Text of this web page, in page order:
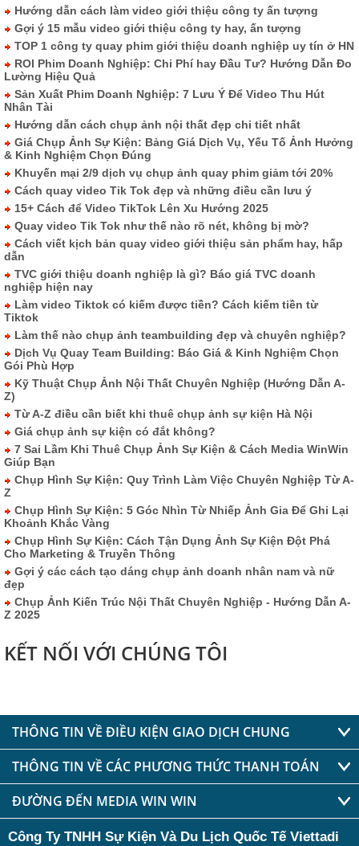
Hướng dẫn cách làm video giới thiệu công ty ấn tượng
Gợi ý 15 mẫu video giới thiệu công ty hay, ấn tượng
TOP 1 công ty quay phim giới thiệu doanh nghiệp uy tín ở HN
ROI Phim Doanh Nghiệp: Chi Phí hay Đầu Tư? Hướng Dẫn Đo
Lường Hiệu Quả
Sản Xuất Phim Doanh Nghiệp: 7 Lưu Ý Để Video Thu Hút
Nhân Tài
Hướng dẫn cách chụp ảnh nội thất đẹp chi tiết nhất
Giá Chụp Ảnh Sự Kiện: Bảng Giá Dịch Vụ, Yếu Tố Ảnh Hưởng
& Kinh Nghiệm Chọn Đúng
Khuyến mại 2/9 dịch vụ chụp ảnh quay phim giảm tới 20%
Cách quay video Tik Tok đẹp và những điều cần lưu ý
15+ Cách để Video TikTok Lên Xu Hướng 2025
Quay video Tik Tok như thế nào rõ nét, không bị mờ?
Cách viết kịch bản quay video giới thiệu sản phẩm hay, hấp
dẫn
TVC giới thiệu doanh nghiệp là gì? Báo giá TVC doanh
nghiệp hiện nay
Làm video Tiktok có kiếm được tiền? Cách kiếm tiền từ
Tiktok
Làm thế nào chụp ảnh teambuilding đẹp và chuyên nghiệp?
Dịch Vụ Quay Team Building: Báo Giá & Kinh Nghiệm Chọn
Gói Phù Hợp
Kỹ Thuật Chụp Ảnh Nội Thất Chuyên Nghiệp (Hướng Dẫn A-
Z)
Từ A-Z điều cần biết khi thuê chụp ảnh sự kiện Hà Nội
Giá chụp ảnh sự kiện có đắt không?
7 Sai Lầm Khi Thuê Chụp Ảnh Sự Kiện & Cách Media WinWin
Giúp Bạn
Chụp Hình Sự Kiện: Quy Trình Làm Việc Chuyên Nghiệp Từ A-
Z
Chụp Hình Sự Kiện: 5 Góc Nhìn Từ Nhiếp Ảnh Gia Để Ghi Lại
Khoảnh Khắc Vàng
Chụp Hình Sự Kiện: Cách Tận Dụng Ảnh Sự Kiện Đột Phá
Cho Marketing & Truyền Thông
Gợi ý các cách tạo dáng chụp ảnh doanh nhân nam và nữ
đẹp
Chụp Ảnh Kiến Trúc Nội Thất Chuyên Nghiệp - Hướng Dẫn A-
Z 2025
KẾT NỐI VỚI CHÚNG TÔI
THÔNG TIN VỀ ĐIỀU KIỆN GIAO DỊCH CHUNG
THÔNG TIN VỀ CÁC PHƯƠNG THỨC THANH TOÁN
ĐƯỜNG ĐẾN MEDIA WIN WIN
Công Ty TNHH Sự Kiện Và Du Lịch Quốc Tế Viettadi